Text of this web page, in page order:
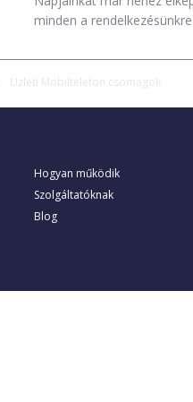
minden a
Üzleti Mobiltelefon csomagok
Hogyan működik
Szolgáltatóknak
Blog